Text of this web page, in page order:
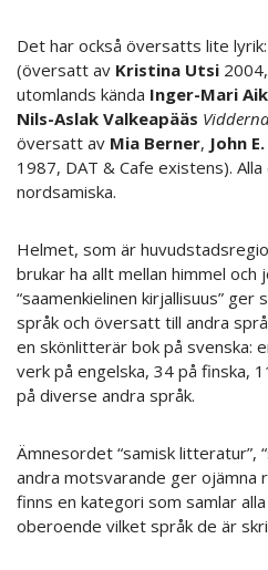
Det har också översatts lite lyrik:
(översatt av Kristina Utsi
utomlands kända Inger-Mari
Nils-Aslak Valkeapääs
översatt av Mia Berner, John
1987, DAT & Cafe existens).
nordsamiska.
Helmet, som är
brukar ha allt mellan himmel
“saamenkielinen kirjallisuus”
språk och översatt till andra
en skönlitterär bok på svenska:
verk på engelska, 34 på finska,
på diverse andra språk.
Ämnesordet “samisk litteratur”,
andra motsvarande ger ojämna
finns en kategori som samlar
oberoende vilket språk de är